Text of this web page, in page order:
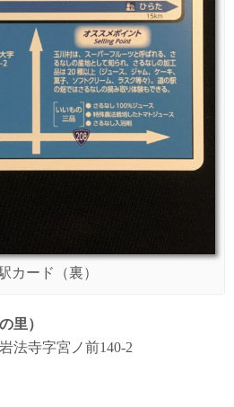
カード（裏）
里）
法寺字宮ノ前140-2